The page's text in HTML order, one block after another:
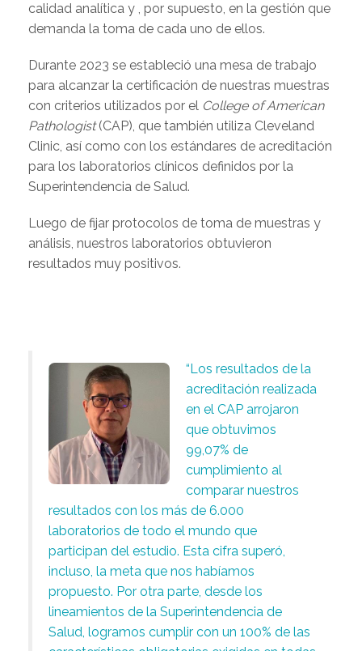
calidad analítica y , por supuesto, en la gestión que
demanda la toma de cada uno de ellos.
Durante 2023 se estableció una mesa de trabajo
para alcanzar la certificación de nuestras muestras
con criterios utilizados por el College of American
Pathologist(CAP), que también utiliza Cleveland
Clinic, así como con los estándares de acreditación
para los laboratorios clínicos definidos por la
Superintendencia de Salud.
Luego de fijar protocolos de toma de muestras y
análisis, nuestros laboratorios obtuvieron
resultados muy positivos.
“Los resultados de la
acreditación realizada
en el CAP arrojaron
que obtuvimos
99,07% de
cumplimiento al
comparar nuestros
resultados con los más de 6.000
laboratorios de todo el mundo que
participan del estudio. Esta cifra superó,
incluso, la meta que nos habíamos
propuesto. Por otra parte, desde los
lineamientos de la Superintendencia de
Salud, logramos cumplir con un 100% de las